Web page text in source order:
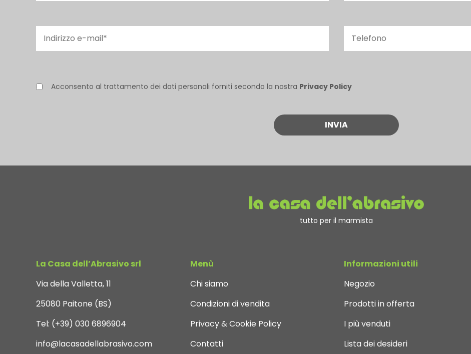
Acconsento al trattamento dei dati personali forniti secondo la nostra Privacy Policy
tutto per il marmista
La Casa dell’Abrasivo srl
Via della Valletta, 11
25080 Paitone (BS)
Tel: (+39) 030 6896904
info@lacasadellabrasivo.com
Menù
Chi siamo
Condizioni di vendita
Privacy & Cookie Policy
Contatti
Informazioni utili
Negozio
Prodotti in offerta
I più venduti
Lista dei desideri